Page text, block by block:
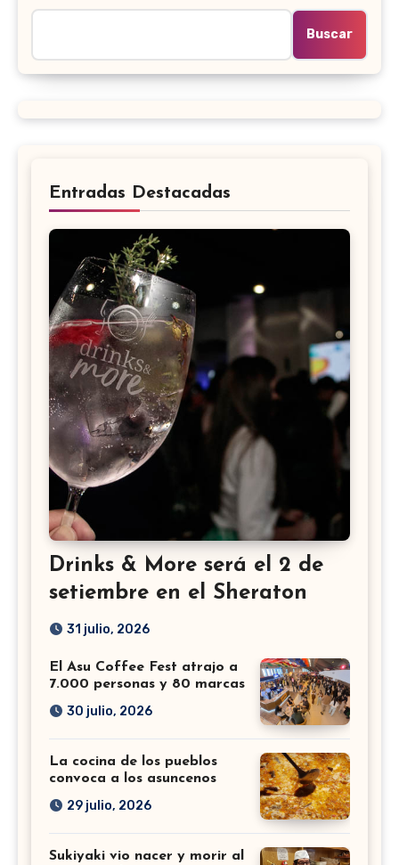
Buscar
Entradas Destacadas
Drinks & More será el 2 de
setiembre en el Sheraton
31 julio, 2026
El Asu Coffee Fest atrajo a
7.000 personas y 80 marcas
30 julio, 2026
La cocina de los pueblos
convoca a los asuncenos
29 julio, 2026
Sukiyaki vio nacer y morir al